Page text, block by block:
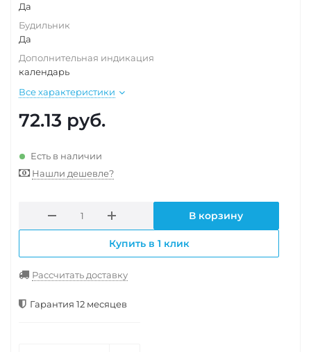
Да
Будильник
Да
Дополнительная индикация
календарь
Все характеристики
72.13 руб.
Есть в наличии
Нашли дешевле?
В корзину
Купить в 1 клик
Рассчитать доставку
Гарантия 12 месяцев